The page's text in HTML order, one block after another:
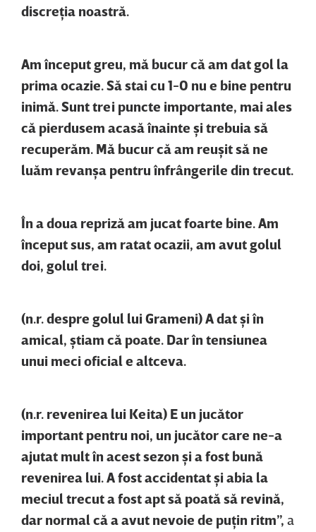
discreţia noastră.
Am început greu, mă bucur că am dat gol la
prima ocazie. Să stai cu 1-0 nu e bine pentru
inimă. Sunt trei puncte importante, mai ales
că pierdusem acasă înainte şi trebuia să
recuperăm. Mă bucur că am reuşit să ne
luăm revanşa pentru înfrângerile din trecut.
În a doua repriză am jucat foarte bine. Am
început sus, am ratat ocazii, am avut golul
doi, golul trei.
(n.r. despre golul lui Grameni) A dat şi în
amical, ştiam că poate. Dar în tensiunea
unui meci oficial e altceva.
(n.r. revenirea lui Keita) E un jucător
important pentru noi, un jucător care ne-a
ajutat mult în acest sezon şi a fost bună
revenirea lui. A fost accidentat şi abia la
meciul trecut a fost apt să poată să revină,
dar normal că a avut nevoie de puţin ritm”, a